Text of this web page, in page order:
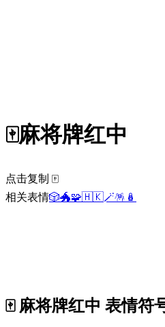
🀄麻将牌红中
点击复制 🀄
相关表情🎲🐲🧩🇭🇰🪄🪅 🪆
🀄 麻将牌红中 表情符